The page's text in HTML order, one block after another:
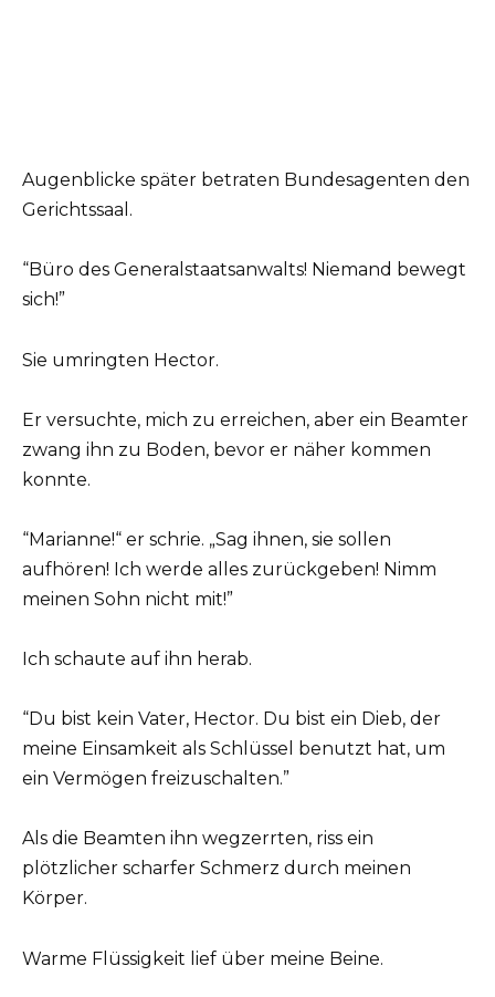
Augenblicke später betraten Bundesagenten den
Gerichtssaal.
“Büro des Generalstaatsanwalts! Niemand bewegt
sich!”
Sie umringten Hector.
Er versuchte, mich zu erreichen, aber ein Beamter
zwang ihn zu Boden, bevor er näher kommen
konnte.
“Marianne!“ er schrie. „Sag ihnen, sie sollen
aufhören! Ich werde alles zurückgeben! Nimm
meinen Sohn nicht mit!”
Ich schaute auf ihn herab.
“Du bist kein Vater, Hector. Du bist ein Dieb, der
meine Einsamkeit als Schlüssel benutzt hat, um
ein Vermögen freizuschalten.”
Als die Beamten ihn wegzerrten, riss ein
plötzlicher scharfer Schmerz durch meinen
Körper.
Warme Flüssigkeit lief über meine Beine.